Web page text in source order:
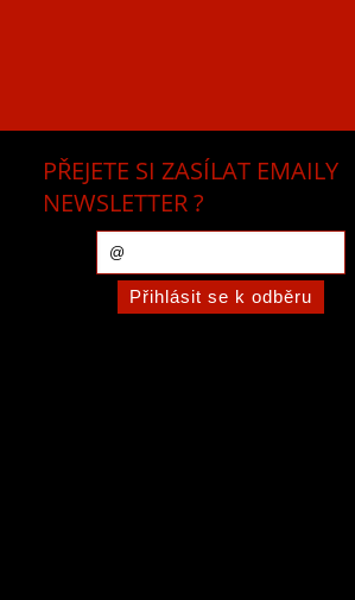
PŘEJETE SI ZASÍLAT EMAILY
NEWSLETTER ?